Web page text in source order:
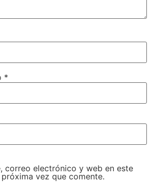
*
correo electrónico y web en este
vez que comente.